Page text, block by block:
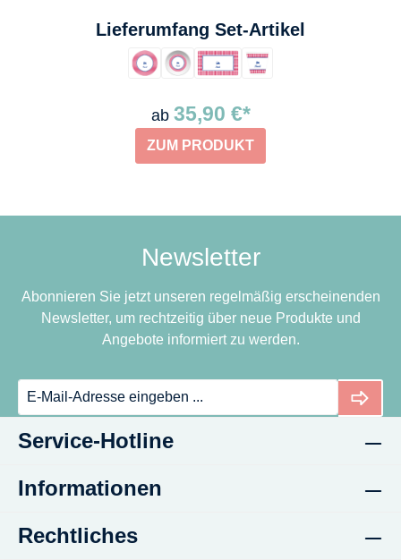
Lieferumfang Set-Artikel
ab 35,90 €*
ZUM PRODUKT
Newsletter
Abonnieren Sie jetzt unseren regelmäßig erscheinenden
Newsletter, um rechtzeitig über neue Produkte und
Angebote informiert zu werden.
Service-Hotline
Informationen
Rechtliches